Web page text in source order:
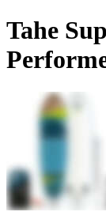
Tahe